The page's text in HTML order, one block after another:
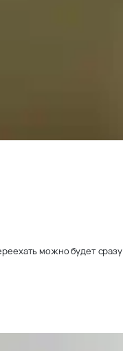
можно будет